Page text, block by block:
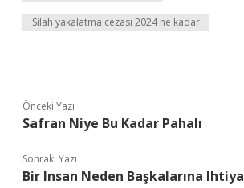
Silah yakalatma cezası 2024 ne kadar
Önceki Yazı
Safran Niye Bu Kadar Pahalı
Sonraki Yazı
Bir Insan Neden Başkalarına